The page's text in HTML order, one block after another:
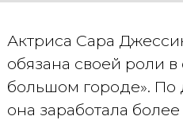
Актриса Сара
обязана своей роли
большом городе». По
она заработала